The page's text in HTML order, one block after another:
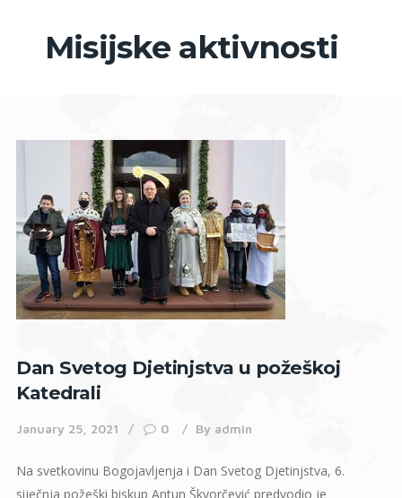
Misijske aktivnosti
Dan Svetog Djetinjstva u požeškoj
Katedrali
January 25, 2021 0 By admin
Na svetkovinu Bogojavljenja i Dan Svetog Djetinjstva, 6.
siječnja požeški biskup Antun Škvorčević predvodio je